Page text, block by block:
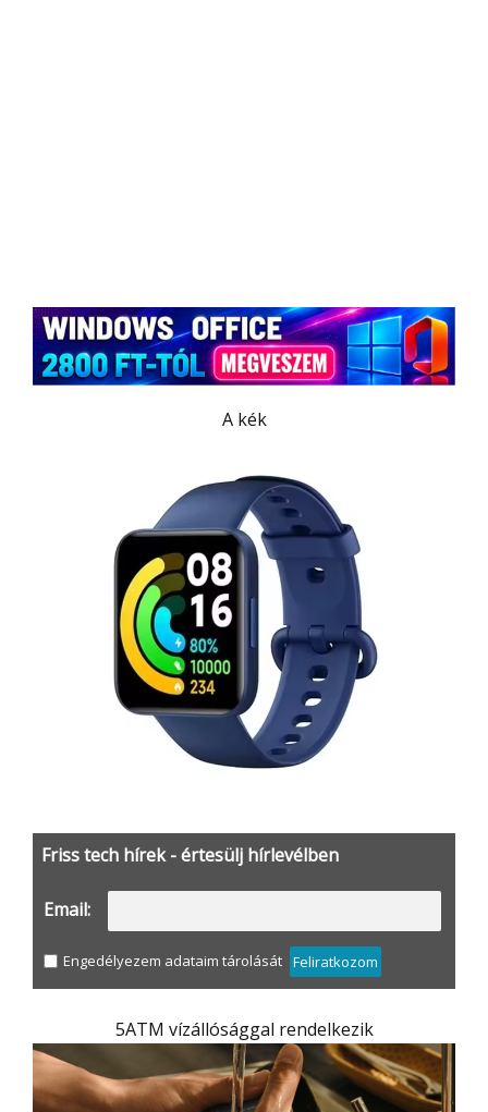
A kék
Friss tech hírek - értesülj hírlevélben
Email:
Engedélyezem adataim tárolását Feliratkozom
5ATM vízállósággal rendelkezik